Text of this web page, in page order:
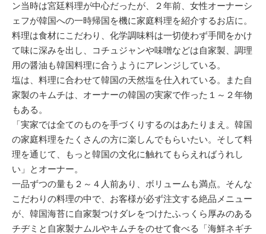
ン当時は宮廷料理が中心だったが、２年前、女性オーナーシ
ェフが韓国への一時帰国を機に家庭料理を紹介するお店に。
料理は食材にこだわり、化学調味料は一切使わず手間をかけ
て味に深みを出し、コチュジャンや味噌などは自家製、調理
用の醤油も韓国料理に合うようにアレンジしている。
塩は、料理に合わせて韓国の天然塩を仕入れている。また自
家製のキムチは、オーナーの韓国の実家で作った１～２年物
もある。
「実家では全てのものを手づくりするのはあたりまえ。韓国
の家庭料理をたくさんの方に楽しんでもらいたい。そして料
理を通じて、もっと韓国の文化に触れてもらえればうれし
い」とオーナー。
一品ずつの量も２～４人前あり、ボリュームも満点。そんな
こだわりの料理の中で、お客様が必ず注文する絶品メニュー
が、韓国海苔に自家製つけダレをつけたふっくら厚みのある
チヂミと自家製ナムルやキムチをのせて食べる「海鮮ネギチ